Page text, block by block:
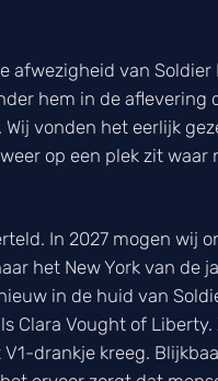
afwezigheid van Soldier
hem in de aflevering
vonden het eerlijk
op een plek zit waar
In 2027 mogen wij
het New York van
in de huid van
Clara Vought of
drankje kreeg.